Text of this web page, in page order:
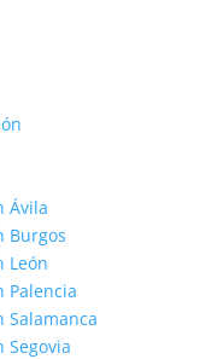
Ávila
Burgos
León
Palencia
Salamanca
Segovia